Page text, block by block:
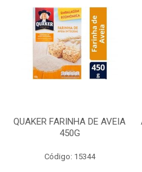
QUAKER FARINHA DE AVEIA
450G
Código: 15344